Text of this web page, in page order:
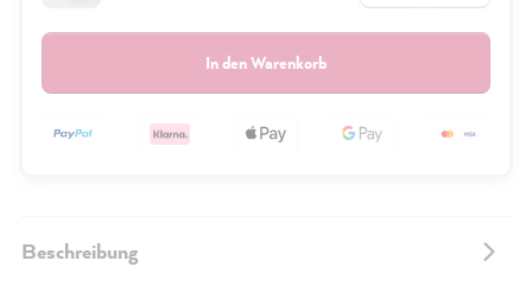
In den Warenkorb
Beschreibung